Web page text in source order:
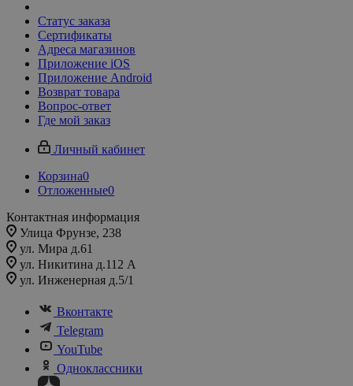
Статус заказа
Сертификаты
Адреса магазинов
Приложение iOS
Приложение Android
Возврат товара
Вопрос-ответ
Где мой заказ
Личный кабинет
Корзина0
Отложенные0
Контактная информация
Улица Фрунзе, 238​
ул. Мира д.61
ул. Никитина д.112 А
ул. Инженерная д.5/1
Вконтакте
Telegram
YouTube
Одноклассники